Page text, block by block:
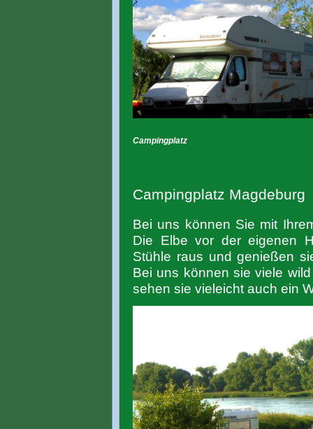
Campingplatz
Campingplatz Magdeburg
Bei uns können Sie mit
Die Elbe vor der eigenen
Stühle raus und genießen
Bei uns können sie viele
sehen sie vieleicht auch ein